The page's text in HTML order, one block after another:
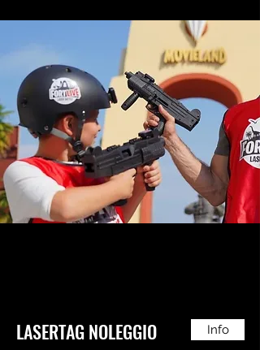
LASERTAG NOLEGGIO Info